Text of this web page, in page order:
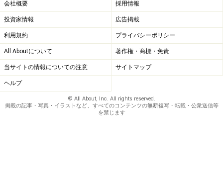
会社概要 採用情報
投資家情報 広告掲載
利用規約 プライバシーポリシー
All Aboutについて 著作権・商標・免責
当サイトの情報についての注意 サイトマップ
ヘルプ
© All About, Inc. All rights reserved.
掲載の記事・写真・イラストなど、すべてのコンテンツの無断複写・転載・公衆送信等
を禁じます